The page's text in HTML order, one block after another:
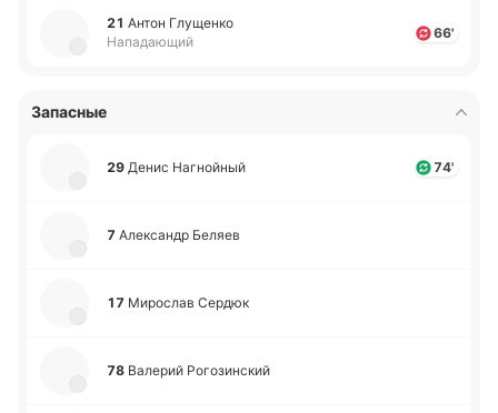
21 Антон Глу­ще­нко
Нападающий
66'
Запасные
29 Денис На­гной­ный 74'
7 Але­ксандр Беляев
17 Ми­ро­слав Сердюк
78 Ва­ле­рий Ро­го­зи­нский